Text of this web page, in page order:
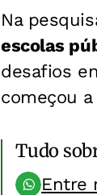
Na
escolas
desafios
começou a
Tudo
Entre